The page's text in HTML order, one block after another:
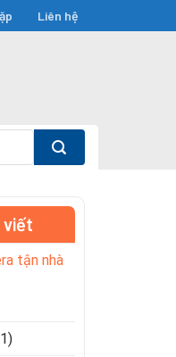
Liên hệ
viết
tận nhà